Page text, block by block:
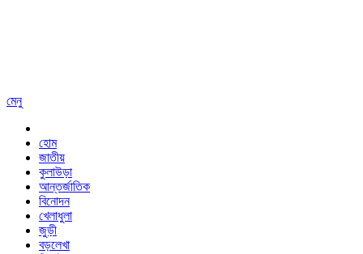
মেনু
হোম
জাতীয়
কুলাউড়া
আন্তর্জাতিক
বিনোদন
খেলাধুলা
জুড়ী
বড়লেখা